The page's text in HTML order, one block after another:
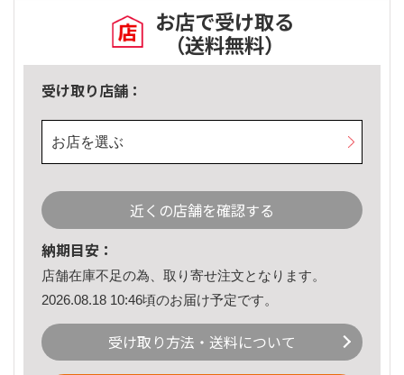
お店で受け取る
（送料無料）
受け取り店舗：
お店を選ぶ
近くの店舗を確認する
納期目安：
店舗在庫不足の為、取り寄せ注文となります。
2026.08.18 10:46頃のお届け予定です。
受け取り方法・送料について